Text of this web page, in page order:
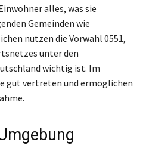
alles, was sie
Gemeinden wie
nutzen die Vorwahl 0551,
unter den
wichtig ist. Im
gut vertreten und ermöglichen